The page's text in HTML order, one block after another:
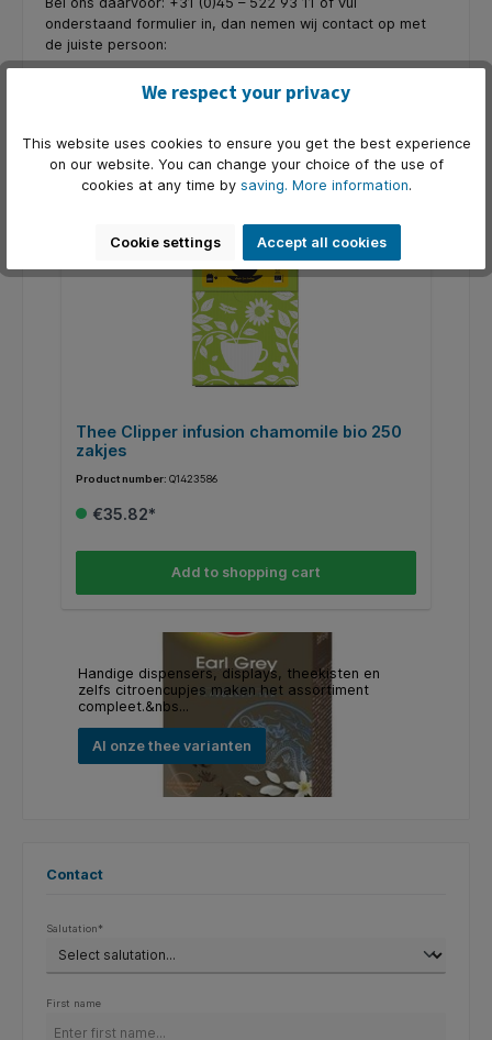
onderstaand formulier in, dan nemen wij contact op met
de juiste persoon:
Skip product gallery
Een greep uit onze thee
Thee Clipper infusion chamomile bio 250
zakjes
Product number: Q1423586
€35.82*
Add to shopping cart
Handige dispensers, displays, theekisten en
zelfs citroencupjes maken het assortiment
compleet.&nbs...
Al onze thee varianten
Contact
Salutation*
First name
We respect your privacy
This website uses cookies to ensure you get the best experience
on our website. You can change your choice of the use of
cookies at any time by saving. More information.
Cookie settings Accept all cookies